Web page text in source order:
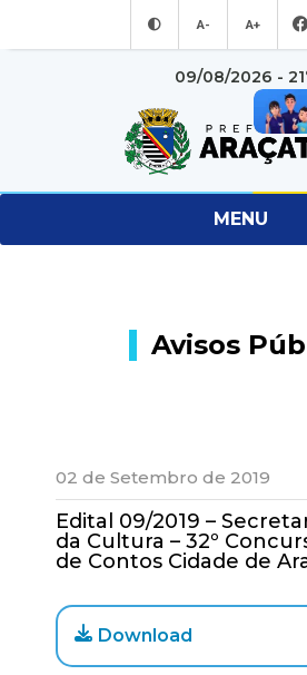
A- A+
09/08/2026 -
MENU
Avisos
02 de Setembro de 2019
Edital 09/2019 –
da Cultura – 32º
de Contos Cidade de
Download